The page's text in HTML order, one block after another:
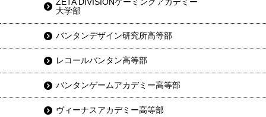
大学部
バンタンデザイン研究所高等部
レコールバンタン高等部
バンタンゲームアカデミー高等部
ヴィーナスアカデミー高等部